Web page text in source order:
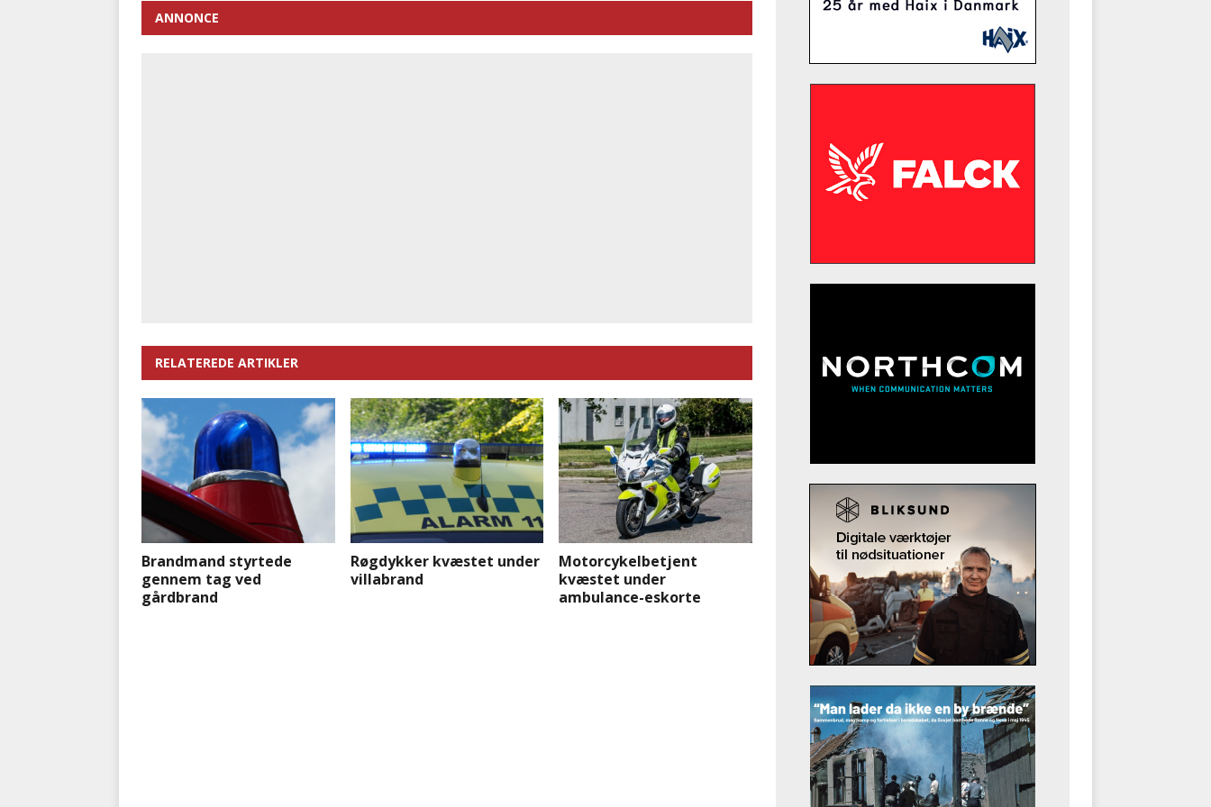
ANNONCE
RELATEREDE ARTIKLER
Brandmand styrtede
gennem tag ved
gårdbrand
Røgdykker kvæstet under
villabrand
Motorcykelbetjent
kvæstet under
ambulance-eskorte